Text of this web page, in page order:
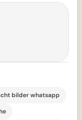
bilder whatsapp